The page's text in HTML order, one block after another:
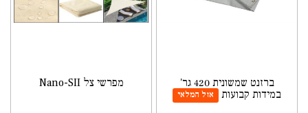
ברזנט שמשונית 420 גר'
במידות קבועות
אזל המלאי
מפרשי צל Nano-SII